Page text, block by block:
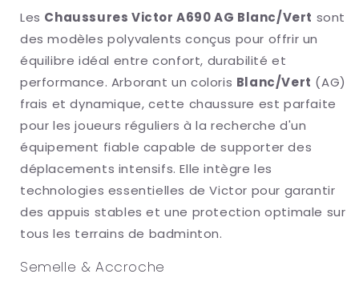
A690
AG
A690
AG
Les Chaussures Victor A690 AG Blanc/Vert sont
des modèles polyvalents conçus pour offrir un
équilibre idéal entre confort, durabilité et
performance. Arborant un coloris Blanc/Vert (AG)
frais et dynamique, cette chaussure est parfaite
pour les joueurs réguliers à la recherche d'un
équipement fiable capable de supporter des
déplacements intensifs. Elle intègre les
technologies essentielles de Victor pour garantir
des appuis stables et une protection optimale sur
tous les terrains de badminton.
Semelle & Accroche